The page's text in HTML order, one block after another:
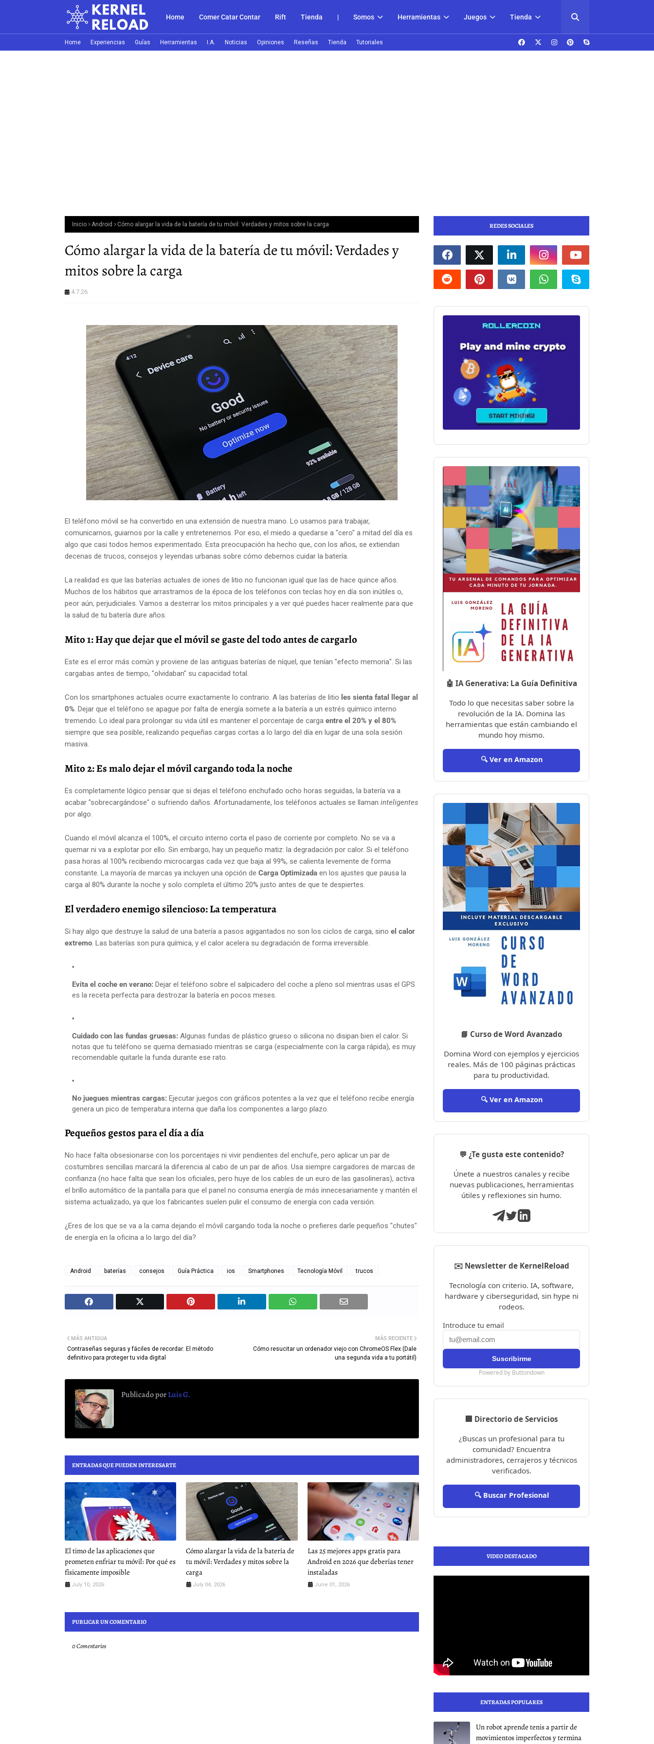
Home Comer Catar Contar Rift Tienda | Somos Herramientas Juegos Tienda
Home Experiencias Guías Herramientas I.A. Noticias Opiniones Reseñas Tienda Tutoriales
Inicio Android Cómo alargar la vida de la batería de tu móvil: Verdades y mitos sobre la carga
Cómo alargar la vida de la batería de tu móvil: Verdades y
mitos sobre la carga
4.7.26
El teléfono móvil se ha convertido en una extensión de nuestra mano. Lo usamos para trabajar,
comunicarnos, guiarnos por la calle y entretenernos. Por eso, el miedo a quedarse a "cero" a mitad del día es
algo que casi todos hemos experimentado. Esta preocupación ha hecho que, con los años, se extiendan
decenas de trucos, consejos y leyendas urbanas sobre cómo debemos cuidar la batería.
La realidad es que las baterías actuales de iones de litio no funcionan igual que las de hace quince años.
Muchos de los hábitos que arrastramos de la época de los teléfonos con teclas hoy en día son inútiles o,
peor aún, perjudiciales. Vamos a desterrar los mitos principales y a ver qué puedes hacer realmente para que
la salud de tu batería dure años.
Mito 1: Hay que dejar que el móvil se gaste del todo antes de cargarlo
Este es el error más común y proviene de las antiguas baterías de níquel, que tenían "efecto memoria". Si las
cargabas antes de tiempo, "olvidaban" su capacidad total.
Con los smartphones actuales ocurre exactamente lo contrario. A las baterías de litio les sienta fatal llegar al
0%. Dejar que el teléfono se apague por falta de energía somete a la batería a un estrés químico interno
tremendo. Lo ideal para prolongar su vida útil es mantener el porcentaje de carga entre el 20% y el 80%
siempre que sea posible, realizando pequeñas cargas cortas a lo largo del día en lugar de una sola sesión
masiva.
Mito 2: Es malo dejar el móvil cargando toda la noche
Es completamente lógico pensar que si dejas el teléfono enchufado ocho horas seguidas, la batería va a
acabar "sobrecargándose" o sufriendo daños. Afortunadamente, los teléfonos actuales se llaman inteligentes
por algo.
Cuando el móvil alcanza el 100%, el circuito interno corta el paso de corriente por completo. No se va a
quemar ni va a explotar por ello. Sin embargo, hay un pequeño matiz: la degradación por calor. Si el teléfono
pasa horas al 100% recibiendo microcargas cada vez que baja al 99%, se calienta levemente de forma
constante. La mayoría de marcas ya incluyen una opción de Carga Optimizada en los ajustes que pausa la
carga al 80% durante la noche y solo completa el último 20% justo antes de que te despiertes.
El verdadero enemigo silencioso: La temperatura
Si hay algo que destruye la salud de una batería a pasos agigantados no son los ciclos de carga, sino el calor
extremo. Las baterías son pura química, y el calor acelera su degradación de forma irreversible.
Evita el coche en verano: Dejar el teléfono sobre el salpicadero del coche a pleno sol mientras usas el GPS
es la receta perfecta para destrozar la batería en pocos meses.
Cuidado con las fundas gruesas: Algunas fundas de plástico grueso o silicona no disipan bien el calor. Si
notas que tu teléfono se quema demasiado mientras se carga (especialmente con la carga rápida), es muy
recomendable quitarle la funda durante ese rato.
No juegues mientras cargas: Ejecutar juegos con gráficos potentes a la vez que el teléfono recibe energía
genera un pico de temperatura interna que daña los componentes a largo plazo.
Pequeños gestos para el día a día
No hace falta obsesionarse con los porcentajes ni vivir pendientes del enchufe, pero aplicar un par de
costumbres sencillas marcará la diferencia al cabo de un par de años. Usa siempre cargadores de marcas de
confianza (no hace falta que sean los oficiales, pero huye de los cables de un euro de las gasolineras), activa
el brillo automático de la pantalla para que el panel no consuma energía de más innecesariamente y mantén el
sistema actualizado, ya que los fabricantes suelen pulir el consumo de energía con cada versión.
¿Eres de los que se va a la cama dejando el móvil cargando toda la noche o prefieres darle pequeños "chutes"
de energía en la oficina a lo largo del día?
Android baterías consejos Guía Práctica ios Smartphones Tecnología Móvil trucos
MÁS RECIENTE
Cómo resucitar un ordenador viejo con ChromeOS Flex (Dale
una segunda vida a tu portátil)
MÁS ANTIGUA
Contraseñas seguras y fáciles de recordar: El método
definitivo para proteger tu vida digital
Publicado porLuis G.
ENTRADAS QUE PUEDEN INTERESARTE
El timo de las aplicaciones que
prometen enfriar tu móvil: Por qué es
físicamente imposible
July 10, 2026
Cómo alargar la vida de la batería de
tu móvil: Verdades y mitos sobre la
carga
July 04, 2026
Las 25 mejores apps gratis para
Android en 2026 que deberías tener
instaladas
June 01, 2026
PUBLICAR UN COMENTARIO
0 Comentarios
REDES SOCIALES
🤖 IA Generativa: La Guía Definitiva
Todo lo que necesitas saber sobre la
revolución de la IA. Domina las
herramientas que están cambiando el
mundo hoy mismo.
🔍 Ver en Amazon
📘 Curso de Word Avanzado
Domina Word con ejemplos y ejercicios
reales. Más de 100 páginas prácticas
para tu productividad.
🔍 Ver en Amazon
💬 ¿Te gusta este contenido?
Únete a nuestros canales y recibe
nuevas publicaciones, herramientas
útiles y reflexiones sin humo.
✉️ Newsletter de KernelReload
Tecnología con criterio. IA, software,
hardware y ciberseguridad, sin hype ni
rodeos.
Introduce tu email
Powered by Buttondown
🏢 Directorio de Servicios
¿Buscas un profesional para tu
comunidad? Encuentra
administradores, cerrajeros y técnicos
verificados.
🔍 Buscar Profesional
VIDEO DESTACADO
ENTRADAS POPULARES
Un robot aprende tenis a partir de
movimientos imperfectos y termina